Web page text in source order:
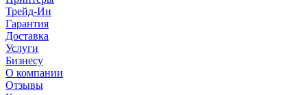
Трейд-Ин
Гарантия
Доставка
Услуги
Бизнесу
О компании
Отзывы